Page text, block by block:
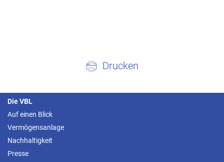
Drucken
Die VBL
Auf einen Blick
Vermögensanlage
Nachhaltigkeit
Presse